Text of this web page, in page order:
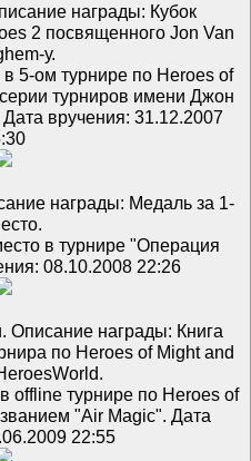
награды: Кубок
2 посвященного Jon Van
у.
5-ом турнире по Heroes of
турниров имени Джон
вручения: 31.12.2007
награды: Медаль за 1-
в турнире "Операция
08.10.2008 22:26
Описание награды: Книга
по Heroes of Might and
offline турнире по Heroes of
"Air Magic". Дата
22:55